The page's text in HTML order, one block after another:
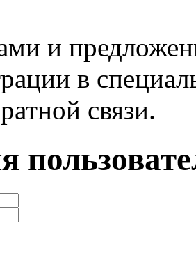
и
в
связи.